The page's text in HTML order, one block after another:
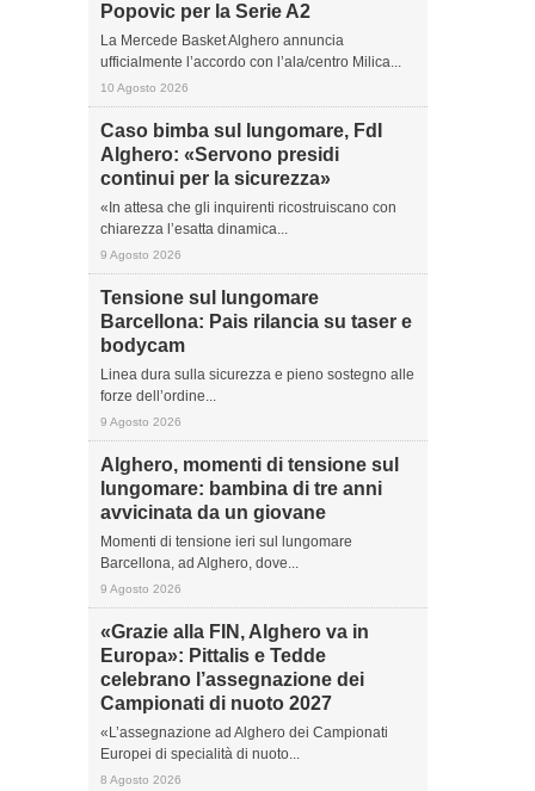
Popovic per la Serie A2
La Mercede Basket Alghero annuncia
ufficialmente l’accordo con l’ala/centro Milica...
10 Agosto 2026
Caso bimba sul lungomare, FdI
Alghero: «Servono presidi
continui per la sicurezza»
«In attesa che gli inquirenti ricostruiscano con
chiarezza l’esatta dinamica...
9 Agosto 2026
Tensione sul lungomare
Barcellona: Pais rilancia su taser e
bodycam
Linea dura sulla sicurezza e pieno sostegno alle
forze dell’ordine...
9 Agosto 2026
Alghero, momenti di tensione sul
lungomare: bambina di tre anni
avvicinata da un giovane
Momenti di tensione ieri sul lungomare
Barcellona, ad Alghero, dove...
9 Agosto 2026
«Grazie alla FIN, Alghero va in
Europa»: Pittalis e Tedde
celebrano l’assegnazione dei
Campionati di nuoto 2027
«L’assegnazione ad Alghero dei Campionati
Europei di specialità di nuoto...
8 Agosto 2026